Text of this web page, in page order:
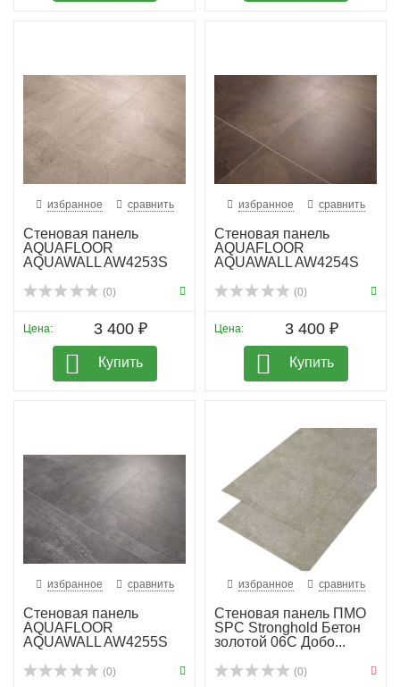
избранное сравнить
Стеновая панель
AQUAFLOOR
AQUAWALL AW4253S
(0)
Цена: 3 400 ₽
Купить
избранное сравнить
Стеновая панель
AQUAFLOOR
AQUAWALL AW4254S
(0)
Цена: 3 400 ₽
Купить
избранное сравнить
Стеновая панель
AQUAFLOOR
AQUAWALL AW4255S
(0)
избранное сравнить
Стеновая панель ПМО
SPC Stronghold Бетон
золотой 06С Добо...
(0)